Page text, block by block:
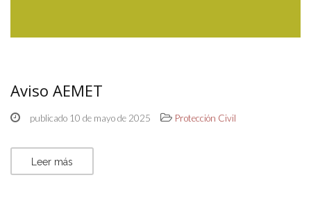
Aviso AEMET
publicado 10 de mayo de 2025 Protección Civil
Leer más